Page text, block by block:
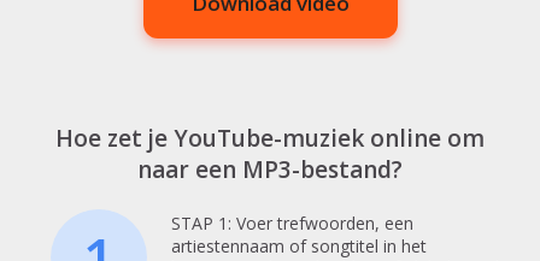
Hoe zet je YouTube-muziek online om
naar een MP3-bestand?
STAP 1: Voer trefwoorden, een
artiestennaam of songtitel in het